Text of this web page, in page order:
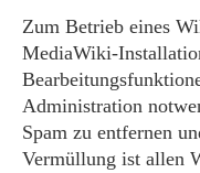
Zum Betrieb eines
MediaWiki-
Administration
Spam zu entfernen
Vermüllung ist allen